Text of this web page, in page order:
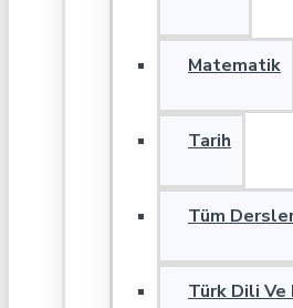
Matematik
Tarih
Tüm
Türk Dili Ve